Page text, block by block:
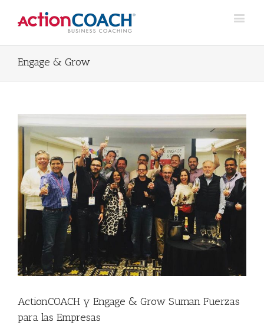
Engage & Grow
ActionCOACH y Engage & Grow Suman Fuerzas
para las Empresas